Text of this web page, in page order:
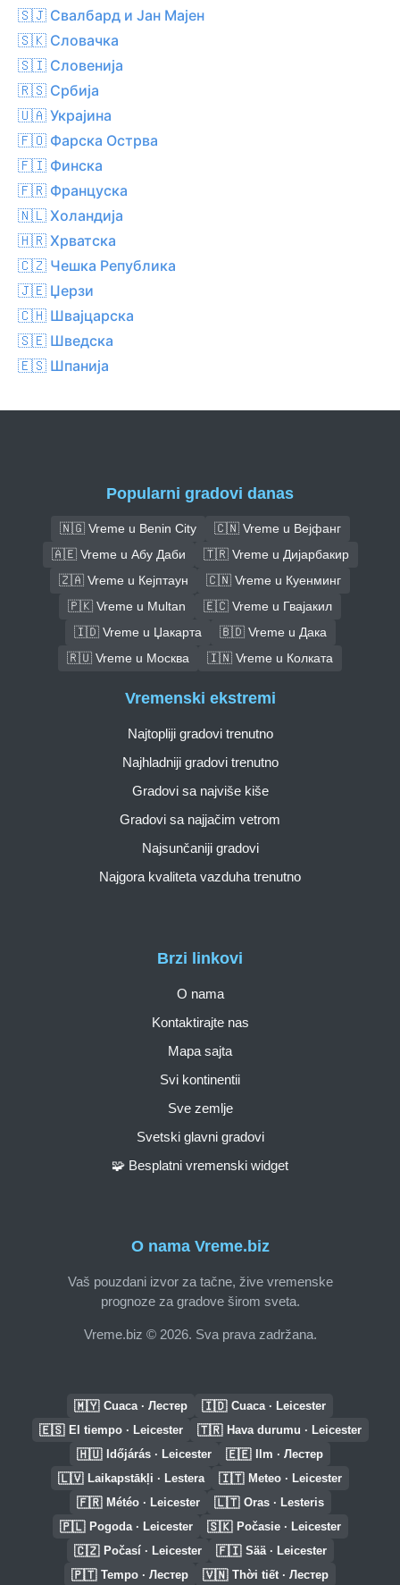
🇸🇯 Свалбард и Јан Мајен
🇸🇰 Словачка
🇸🇮 Словенија
🇷🇸 Србија
🇺🇦 Украјина
🇫🇴 Фарска Острва
🇫🇮 Финска
🇫🇷 Француска
🇳🇱 Холандија
🇭🇷 Хрватска
🇨🇿 Чешка Република
🇯🇪 Џерзи
🇨🇭 Швајцарска
🇸🇪 Шведска
🇪🇸 Шпанија
Popularni gradovi danas
🇳🇬 Vreme u Benin City
🇨🇳 Vreme u Вејфанг
🇦🇪 Vreme u Абу Даби
🇹🇷 Vreme u Дијарбакир
🇿🇦 Vreme u Кејптаун
🇨🇳 Vreme u Куенминг
🇵🇰 Vreme u Multan
🇪🇨 Vreme u Гвајакил
🇮🇩 Vreme u Џакарта
🇧🇩 Vreme u Дака
🇷🇺 Vreme u Москва
🇮🇳 Vreme u Колката
O nama Vreme.biz
Vaš pouzdani izvor za tačne, žive vremenske
prognoze za gradove širom sveta.
Vreme.biz © 2026. Sva prava zadržana.
Brzi linkovi
O nama
Kontaktirajte nas
Mapa sajta
Svi kontinentii
Sve zemlje
Svetski glavni gradovi
🧩 Besplatni vremenski widget
Vremenski ekstremi
Najtopliji gradovi trenutno
Najhladniji gradovi trenutno
Gradovi sa najviše kiše
Gradovi sa najjačim vetrom
Najsunčaniji gradovi
Najgora kvaliteta vazduha trenutno
🇲🇾 Cuaca · Лестер 🇮🇩 Cuaca · Leicester
🇪🇸 El tiempo · Leicester 🇹🇷 Hava durumu · Leicester
🇭🇺 Időjárás · Leicester 🇪🇪 Ilm · Лестер
🇱🇻 Laikapstākļi · Lestera 🇮🇹 Meteo · Leicester
🇫🇷 Météo · Leicester 🇱🇹 Oras · Lesteris
🇵🇱 Pogoda · Leicester 🇸🇰 Počasie · Leicester
🇨🇿 Počasí · Leicester 🇫🇮 Sää · Leicester
🇵🇹 Tempo · Лестер 🇻🇳 Thời tiết · Лестер